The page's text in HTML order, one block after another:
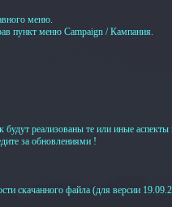
меню.
пункт меню Campaign / Кампания.
будут реализованы те или иные
за обновлениями !
скачанного файла (для версии